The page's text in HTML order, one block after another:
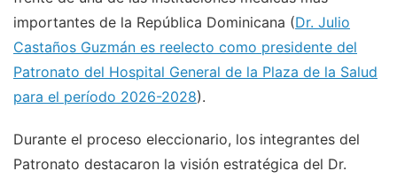
importantes de la República Dominicana (Dr. Julio
Castaños Guzmán es reelecto como presidente del
Patronato del Hospital General de la Plaza de la Salud
para el período 2026-2028).
Durante el proceso eleccionario, los integrantes del
Patronato destacaron la visión estratégica del Dr.